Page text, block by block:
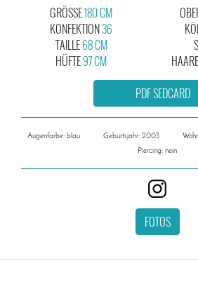
GRÖSSE180 CM
KONFEKTION36
TAILLE68 CM
HÜFTE97 CM
HAARE
PDF SEDCARD
Augenfarbe: blau Geburtsjahr: 2003
Piercing: nein
FOTOS